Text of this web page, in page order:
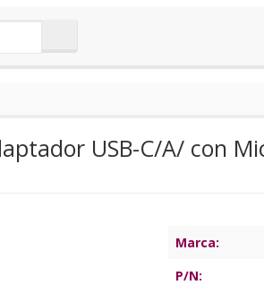
USB-C/A/ con
Marca:
P/N: